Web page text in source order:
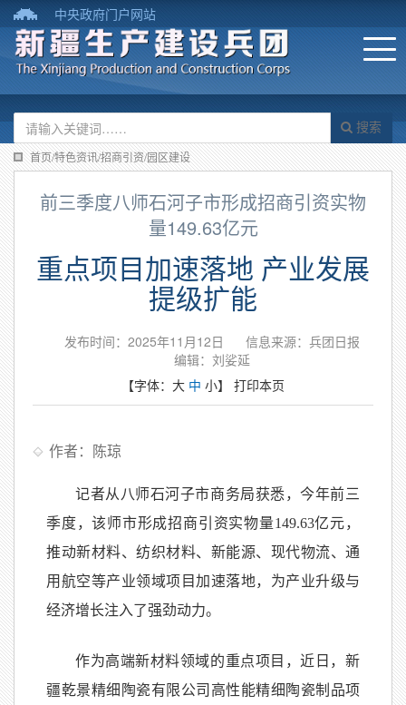
中央政府门户网站
搜索
首页/特色资讯/招商引资/园区建设
前三季度八师石河子市形成招商引资实物
量149.63亿元
重点项目加速落地 产业发展
提级扩能
发布时间：2025年11月12日
信息来源：兵团日报
编辑：刘娑延
【字体： 大 中 小】 打印本页
作者：陈琼
记者从八师石河子市商务局获悉，今年前三
季度，该师市形成招商引资实物量149.63亿元，
推动新材料、纺织材料、新能源、现代物流、通
用航空等产业领域项目加速落地，为产业升级与
经济增长注入了强劲动力。
作为高端新材料领域的重点项目，近日，新
疆乾景精细陶瓷有限公司高性能精细陶瓷制品项